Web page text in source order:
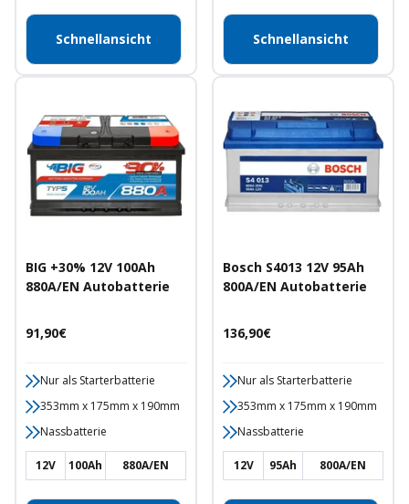
Schnellansicht Schnellansicht
BIG +30% 12V 100Ah
880A/EN Autobatterie
Angebotspreis
91,90€
Nur als Starterbatterie
353mm x 175mm x 190mm
Nassbatterie
12V 100Ah 880A/EN
Bosch S4013 12V 95Ah
800A/EN Autobatterie
Angebotspreis
136,90€
Nur als Starterbatterie
353mm x 175mm x 190mm
Nassbatterie
12V 95Ah 800A/EN